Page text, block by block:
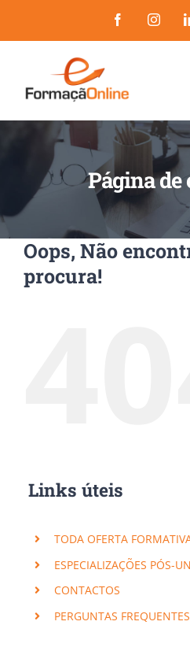
to
Facebook
Página de
Oops, Não
procura!
Links úteis
TODA OFERTA
ESPECIALIZAÇÕES PÓS-
CONTACTOS
PERGUNTAS FREQUENTES